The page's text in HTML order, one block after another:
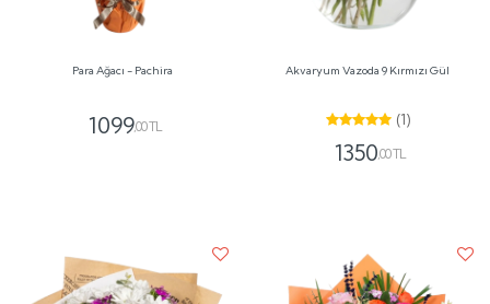
Para Ağacı - Pachira
1099,00 TL
Akvaryum Vazoda 9 Kırmızı Gül
(1)
1350,00 TL